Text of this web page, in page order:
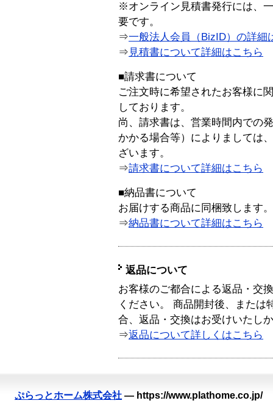
※オンライン見積書発行には、
要です。
⇒一般法人会員（BizID）の詳細
⇒ 見積書について詳細はこちら
■請求書について
ご注文時に希望されたお客様に
しております。
尚、請求書は、営業時間内での
かかる場合等）によりましては
ざいます。
⇒請求書について詳細はこちら
■納品書について
お届けする商品に同梱致します。
⇒納品書について詳細はこちら
返品について
お客様のご都合による返品・交
ください。 商品開封後、または
合、返品・交換はお受けいたし
⇒返品について詳しくはこちら
ぷらっとホーム株式会社 — https://www.plathome.co.jp/